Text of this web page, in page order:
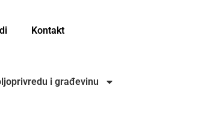
Kontakt
i građevinu